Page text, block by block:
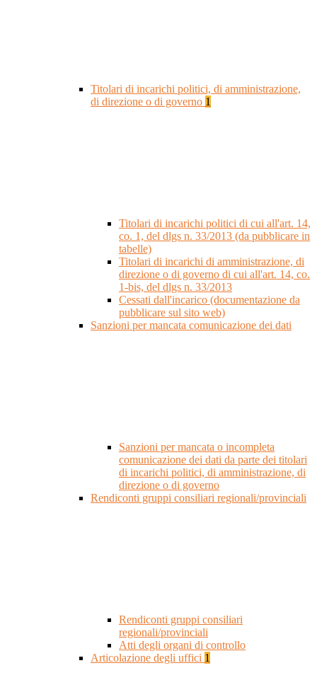
Titolari di incarichi politici, di amministrazione,
di direzione o di governo 1
Titolari di incarichi politici di cui all'art. 14,
co. 1, del dlgs n. 33/2013 (da pubblicare in
tabelle)
Titolari di incarichi di amministrazione, di
direzione o di governo di cui all'art. 14, co.
1-bis, del dlgs n. 33/2013
Cessati dall'incarico (documentazione da
pubblicare sul sito web)
Sanzioni per mancata comunicazione dei dati
Sanzioni per mancata o incompleta
comunicazione dei dati da parte dei titolari
di incarichi politici, di amministrazione, di
direzione o di governo
Rendiconti gruppi consiliari regionali/provinciali
Rendiconti gruppi consiliari
regionali/provinciali
Atti degli organi di controllo
Articolazione degli uffici 1